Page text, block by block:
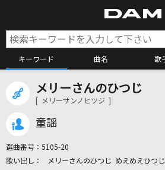
キーワード 曲名 歌
カラオケ検索
メリーさんのひつじ
[ メリーサンノヒツジ ]
童謡
選曲番号： 5105-20
メリーさんのひつじ めえめえひつじ